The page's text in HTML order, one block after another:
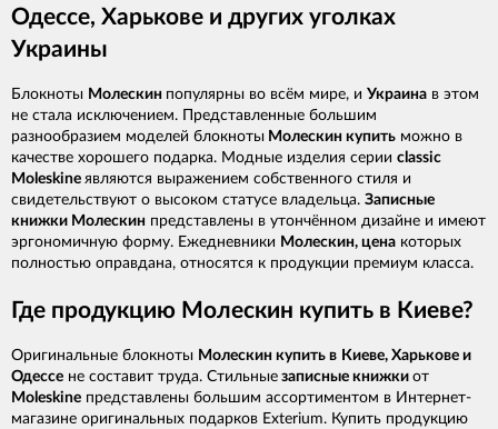
Одессе, Харькове и других уголках
Украины
Блокноты Молескин популярны во всём мире, и Украина в этом
не стала исключением. Представленные большим
разнообразием моделей блокноты Молескин купить можно в
качестве хорошего подарка. Модные изделия серии classic
Moleskine являются выражением собственного стиля и
свидетельствуют о высоком статусе владельца. Записные
книжки Молескин представлены в утончённом дизайне и имеют
эргономичную форму. Ежедневники Молескин, цена которых
полностью оправдана, относятся к продукции премиум класса.
Где продукцию Молескин купить в Киеве?
Оригинальные блокноты Молескин купить в Киеве, Харькове и
Одессе не составит труда. Стильные записные книжки от
Moleskine представлены большим ассортиментом в Интернет-
магазине оригинальных подарков Exterium. Купить продукцию